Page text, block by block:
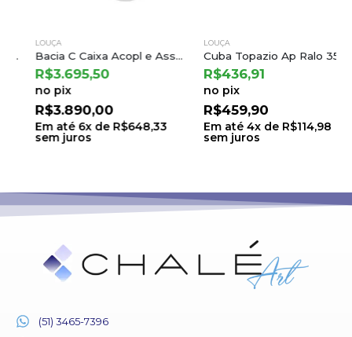
LOUÇA
Bacia C Caixa Acopl e Assento Termofixo Carrara/nuova Branco Gelo – Deca
3.695,50
no pix
3.890,00
Em até6x de R$648,33
sem juros
LOUÇA
Cuba Topazio Ap Ralo 35x35x12 Br Venturi 01.01.011
436,91
no pix
459,90
Em até4x de R$114,98
sem juros
(51) 3465-7396